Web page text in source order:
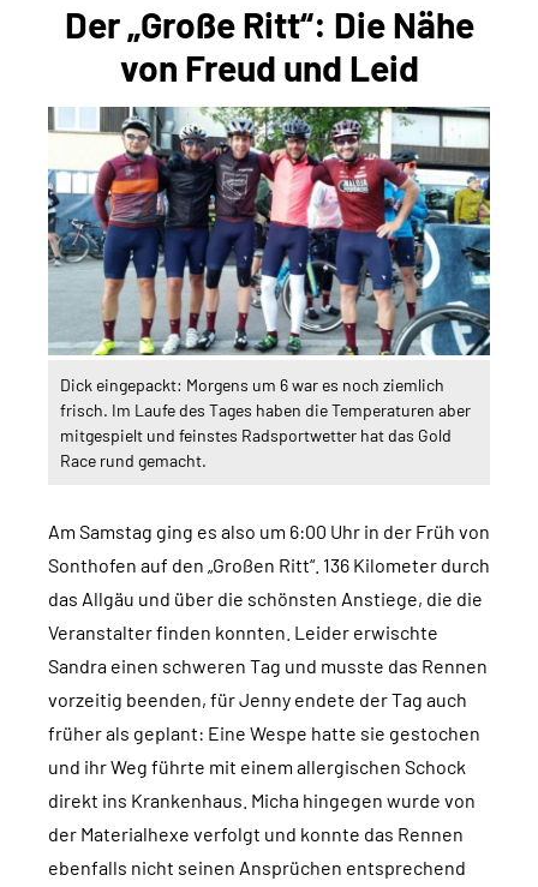
Der „Große Ritt“: Die Nähe
von Freud und Leid
Dick eingepackt: Morgens um 6 war es noch ziemlich
frisch. Im Laufe des Tages haben die Temperaturen aber
mitgespielt und feinstes Radsportwetter hat das Gold
Race rund gemacht.
Am Samstag ging es also um 6:00 Uhr in der Früh von
Sonthofen auf den „Großen Ritt“. 136 Kilometer durch
das Allgäu und über die schönsten Anstiege, die die
Veranstalter finden konnten. Leider erwischte
Sandra einen schweren Tag und musste das Rennen
vorzeitig beenden, für Jenny endete der Tag auch
früher als geplant: Eine Wespe hatte sie gestochen
und ihr Weg führte mit einem allergischen Schock
direkt ins Krankenhaus. Micha hingegen wurde von
der Materialhexe verfolgt und konnte das Rennen
ebenfalls nicht seinen Ansprüchen entsprechend